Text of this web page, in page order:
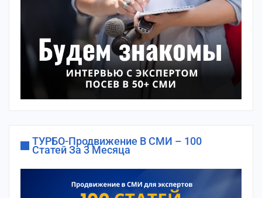
ТУРБО-Продвижение В СМИ – 100
Статей За 3 Месяца